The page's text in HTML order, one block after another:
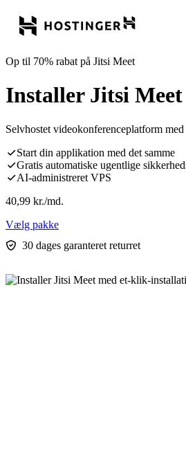
Op til 70% rabat på Jitsi Meet
Installer Jitsi
Selvhostet videokonferenceplatform
Start din applikation med det samme
Gratis automatiske ugentlige
AI-administreret VPS
40,99 kr./md.
Vælg pakke
30 dages garanteret returret